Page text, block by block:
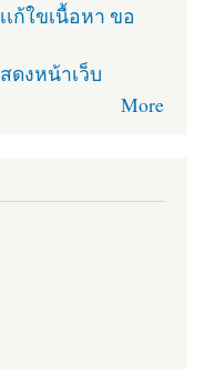
ก้ใขเนื้อหา ขอ
ดงหน้าเว็บ
More